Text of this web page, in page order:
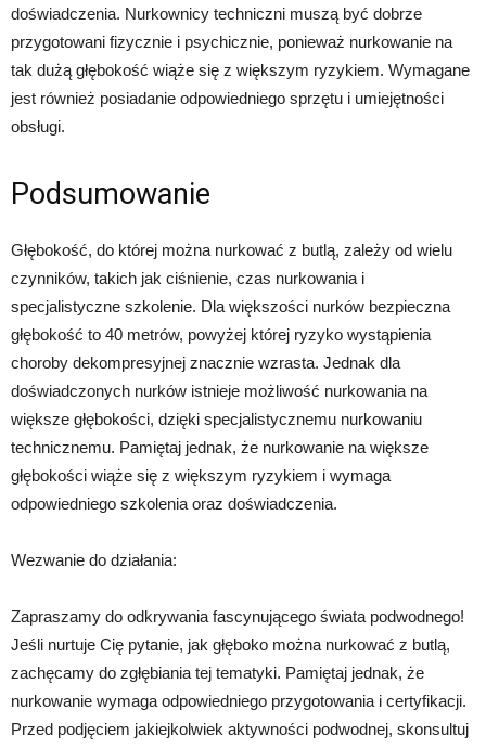
doświadczenia. Nurkownicy techniczni muszą być dobrze
przygotowani fizycznie i psychicznie, ponieważ nurkowanie na
tak dużą głębokość wiąże się z większym ryzykiem. Wymagane
jest również posiadanie odpowiedniego sprzętu i umiejętności
obsługi.
Podsumowanie
Głębokość, do której można nurkować z butlą, zależy od wielu
czynników, takich jak ciśnienie, czas nurkowania i
specjalistyczne szkolenie. Dla większości nurków bezpieczna
głębokość to 40 metrów, powyżej której ryzyko wystąpienia
choroby dekompresyjnej znacznie wzrasta. Jednak dla
doświadczonych nurków istnieje możliwość nurkowania na
większe głębokości, dzięki specjalistycznemu nurkowaniu
technicznemu. Pamiętaj jednak, że nurkowanie na większe
głębokości wiąże się z większym ryzykiem i wymaga
odpowiedniego szkolenia oraz doświadczenia.
Wezwanie do działania:
Zapraszamy do odkrywania fascynującego świata podwodnego!
Jeśli nurtuje Cię pytanie, jak głęboko można nurkować z butlą,
zachęcamy do zgłębiania tej tematyki. Pamiętaj jednak, że
nurkowanie wymaga odpowiedniego przygotowania i certyfikacji.
Przed podjęciem jakiejkolwiek aktywności podwodnej, skonsultuj